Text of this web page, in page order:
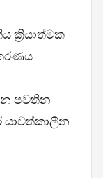
ක්‍රියාත්මක
පවතින
යාවත්කාලීන